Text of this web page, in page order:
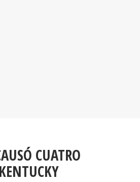
CUATRO